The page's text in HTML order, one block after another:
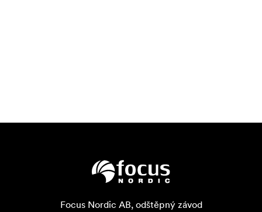
Focus Nordic AB, odštěpný závod